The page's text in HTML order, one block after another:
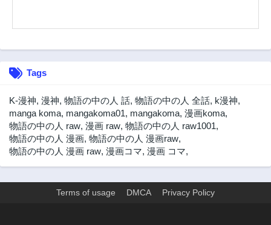
第37話
2年前
第35話 第34話
2年前
第33話
2年前
第32話
2年前
第28話
Tags
K-漫神, 漫神, 物語の中の人 話, 物語の中の人 全話, k漫神,
manga koma, mangakoma01, mangakoma, 漫画koma,
物語の中の人 raw, 漫画 raw, 物語の中の人 raw1001,
物語の中の人 漫画, 物語の中の人 漫画raw,
物語の中の人 漫画 raw, 漫画コマ, 漫画 コマ,
Terms of usage DMCA Privacy Policy